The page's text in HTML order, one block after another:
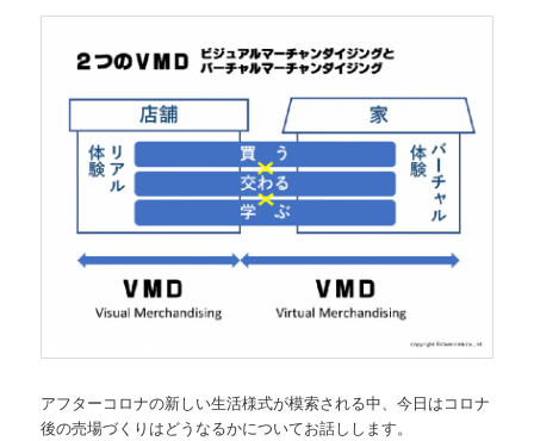
アフターコロナの新しい生活様式が模索される中、今日はコロナ
後の売場づくりはどうなるかについてお話しします。